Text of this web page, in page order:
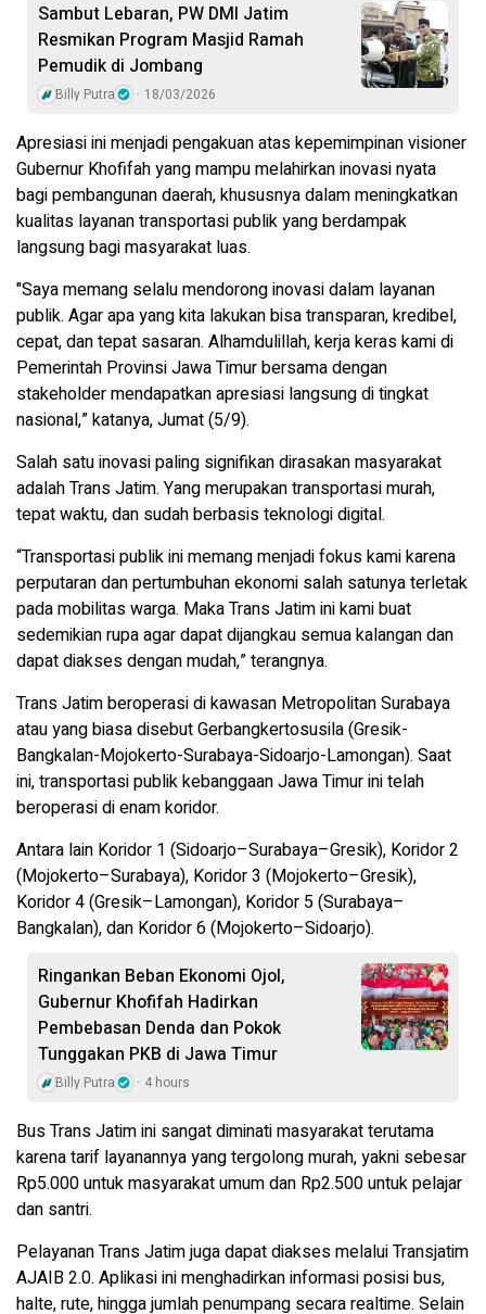
Sambut Lebaran, PW DMI Jatim
Resmikan Program Masjid Ramah
Pemudik di Jombang
Billy Putra 18/03/2026
Apresiasi ini menjadi pengakuan atas kepemimpinan visioner
Gubernur Khofifah yang mampu melahirkan inovasi nyata
bagi pembangunan daerah, khususnya dalam meningkatkan
kualitas layanan transportasi publik yang berdampak
langsung bagi masyarakat luas.
"Saya memang selalu mendorong inovasi dalam layanan
publik. Agar apa yang kita lakukan bisa transparan, kredibel,
cepat, dan tepat sasaran. Alhamdulillah, kerja keras kami di
Pemerintah Provinsi Jawa Timur bersama dengan
stakeholder mendapatkan apresiasi langsung di tingkat
nasional,” katanya, Jumat (5/9).
Salah satu inovasi paling signifikan dirasakan masyarakat
adalah Trans Jatim. Yang merupakan transportasi murah,
tepat waktu, dan sudah berbasis teknologi digital.
“Transportasi publik ini memang menjadi fokus kami karena
perputaran dan pertumbuhan ekonomi salah satunya terletak
pada mobilitas warga. Maka Trans Jatim ini kami buat
sedemikian rupa agar dapat dijangkau semua kalangan dan
dapat diakses dengan mudah,” terangnya.
Trans Jatim beroperasi di kawasan Metropolitan Surabaya
atau yang biasa disebut Gerbangkertosusila (Gresik-
Bangkalan-Mojokerto-Surabaya-Sidoarjo-Lamongan). Saat
ini, transportasi publik kebanggaan Jawa Timur ini telah
beroperasi di enam koridor.
Antara lain Koridor 1 (Sidoarjo–Surabaya–Gresik), Koridor 2
(Mojokerto–Surabaya), Koridor 3 (Mojokerto–Gresik),
Koridor 4 (Gresik–Lamongan), Koridor 5 (Surabaya–
Bangkalan), dan Koridor 6 (Mojokerto–Sidoarjo).
Ringankan Beban Ekonomi Ojol,
Gubernur Khofifah Hadirkan
Pembebasan Denda dan Pokok
Tunggakan PKB di Jawa Timur
Billy Putra 4 hours
Bus Trans Jatim ini sangat diminati masyarakat terutama
karena tarif layanannya yang tergolong murah, yakni sebesar
Rp5.000 untuk masyarakat umum dan Rp2.500 untuk pelajar
dan santri.
Pelayanan Trans Jatim juga dapat diakses melalui Transjatim
AJAIB 2.0. Aplikasi ini menghadirkan informasi posisi bus,
halte, rute, hingga jumlah penumpang secara realtime. Selain